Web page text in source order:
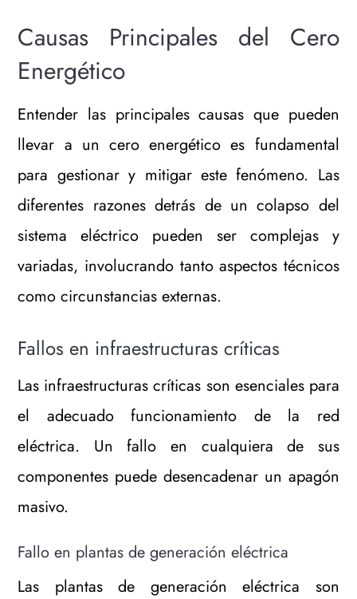
Causas Principales del Cero
Energético
Entender las principales causas que pueden
llevar a un cero energético es fundamental
para gestionar y mitigar este fenómeno. Las
diferentes razones detrás de un colapso del
sistema eléctrico pueden ser complejas y
variadas, involucrando tanto aspectos técnicos
como circunstancias externas.
Fallos en infraestructuras críticas
Las infraestructuras críticas son esenciales para
el adecuado funcionamiento de la red
eléctrica. Un fallo en cualquiera de sus
componentes puede desencadenar un apagón
masivo.
Fallo en plantas de generación eléctrica
Las plantas de generación eléctrica son